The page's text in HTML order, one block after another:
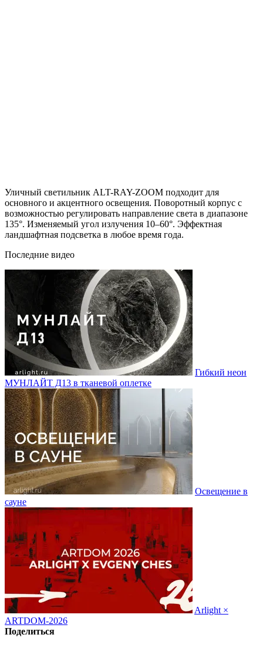
Уличный светильник ALT-RAY-ZOOM подходит для
основного и акцентного освещения. Поворотный корпус с
возможностью регулировать направление света в диапазоне
135°. Изменяемый угол излучения 10–60°. Эффектная
ландшафтная подсветка в любое время года.
Последние видео
Гибкий неон
МУНЛАЙТ Д13 в тканевой оплетке
Освещение в
сауне
Arlight ×
ARTDOM-2026
Поделиться